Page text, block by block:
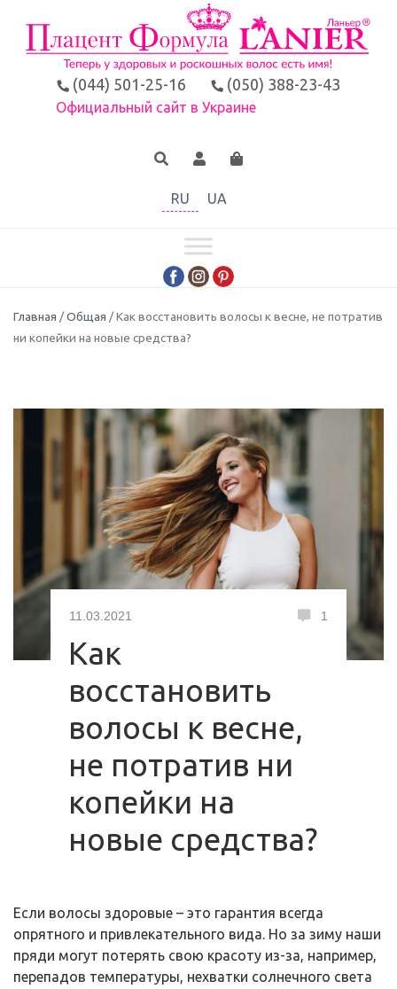
(044) 501-25-16 (050) 388-23-43
Официальный сайт в Украине
RU UA
Главная /Общая / Как восстановить волосы к весне, не потратив
ни копейки на новые средства?
11.03.2021 1
Как
восстановить
волосы к весне,
не потратив ни
копейки на
новые средства?
Если волосы здоровые – это гарантия всегда
опрятного и привлекательного вида. Но за зиму наши
пряди могут потерять свою красоту из-за, например,
перепадов температуры, нехватки солнечного света